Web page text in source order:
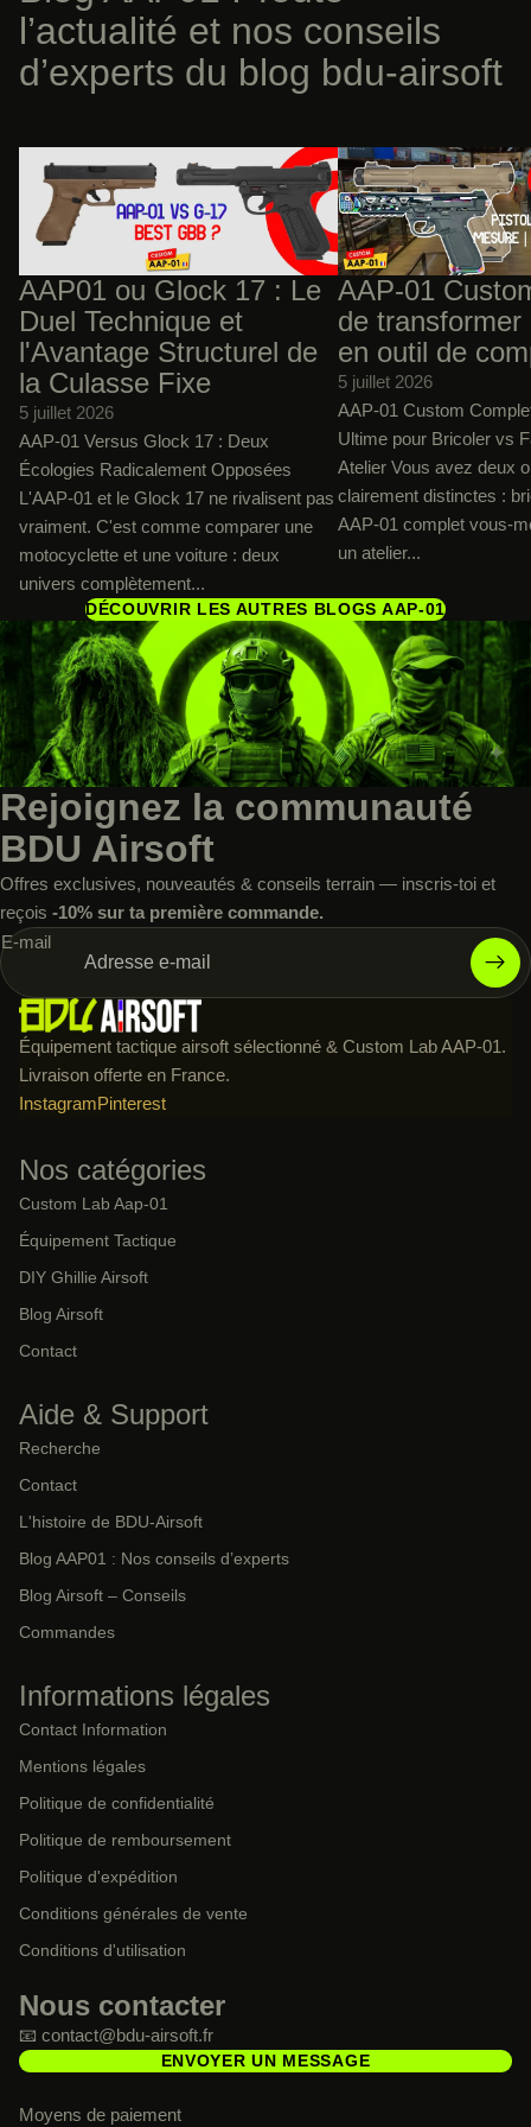
de votre réplique, soigneusement emballées et
étiquetées.
l’actualité et nos conseils
d’experts du blog bdu-airsoft
AAP01 ou Glock 17 : Le Duel Technique
et l'Avantage Structurel de la Culasse
Fixe
AAP01 ou Glock 17 : Le
Duel Technique et
l'Avantage Structurel de
la Culasse Fixe
5 juillet 2026
AAP-01 Versus Glock 17 : Deux
Écologies Radicalement Opposées
L'AAP-01 et le Glock 17 ne rivalisent pas
vraiment. C'est comme comparer une
motocyclette et une voiture : deux
univers complètement...
AAP-01 Custom : L'art
jouet en outil de
AAP-01
de transformer
en outil de
5 juillet 2026
AAP-01 Custom
Ultime pour Bricoler vs
Atelier Vous avez deux
clairement distinctes :
AAP-01 complet vous-
un atelier...
DÉCOUVRIR LES AUTRES BLOGS AAP-01
Rejoignez la communauté
BDU Airsoft
Offres exclusives, nouveautés & conseils terrain — inscris-toi et
reçois -10% sur ta première commande.
E-mail
Équipement tactique airsoft sélectionné & Custom Lab AAP-01.
Livraison offerte en France.
InstagramPinterest
Nos catégories
Custom Lab Aap-01
Équipement Tactique
DIY Ghillie Airsoft
Blog Airsoft
Contact
Aide & Support
Recherche
Contact
L'histoire de BDU-Airsoft
Blog AAP01 : Nos conseils d’experts
Blog Airsoft – Conseils
Commandes
Informations légales
Contact Information
Mentions légales
Politique de confidentialité
Politique de remboursement
Politique d'expédition
Conditions générales de vente
Conditions d'utilisation
Nous contacter
📧 contact@bdu-airsoft.fr
ENVOYER UN MESSAGE
Moyens de paiement